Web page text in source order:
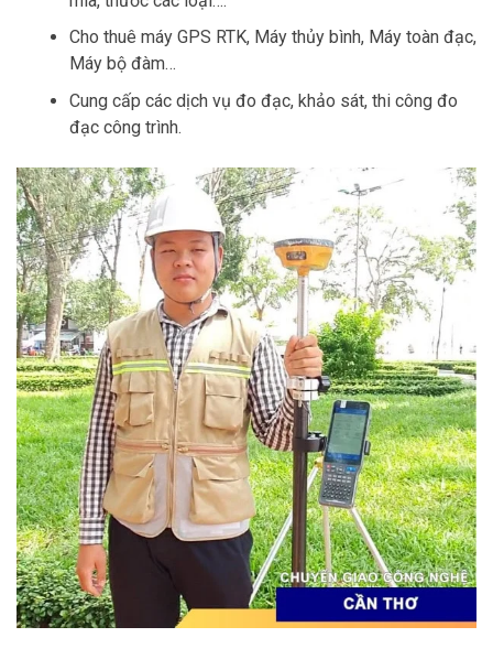
Cho thuê máy GPS RTK, Máy thủy bình, Máy toàn đạc,
Máy bộ đàm…
Cung cấp các dịch vụ đo đạc, khảo sát, thi công đo
đạc công trình.